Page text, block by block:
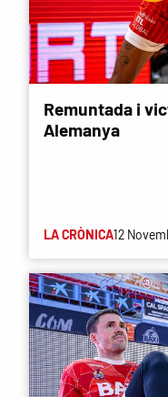
Remuntada i
Alemanya
LA CRÒNICA12